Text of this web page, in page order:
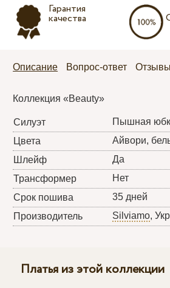
Гарантия
качества
Описание Вопрос-ответ Отзывы
Коллекция «Beauty»
Силуэт
Пышная
Цвета
Айвори,
Шлейф
Да
Трансформер
Нет
Срок пошива
35 дней
Производитель
Silviamo,
Платья из этой коллекции